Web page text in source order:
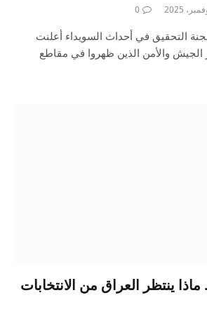
0
التحقيق في أحداث السويداء أعلنت
والأمن الذين ظهروا في مقاطع
ينتظر العراق من الانتخابات